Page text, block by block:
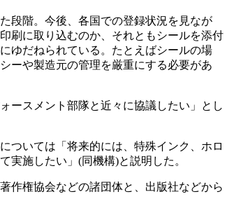
段階。今後、各国での登録状況を見なが
刷に取り込むのか、それともシールを添付
ゆだねられている。たとえばシールの場
ーや製造元の管理を厳重にする必要があ
ースメント部隊と近々に協議したい」とし
ついては「将来的には、特殊インク、ホロ
実施したい」(同機構)と説明した。
作権協会などの諸団体と、出版社などから